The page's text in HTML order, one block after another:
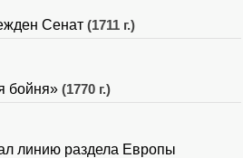
Сенат (1711 г.)
бойня» (1770 г.)
линию раздела Европы